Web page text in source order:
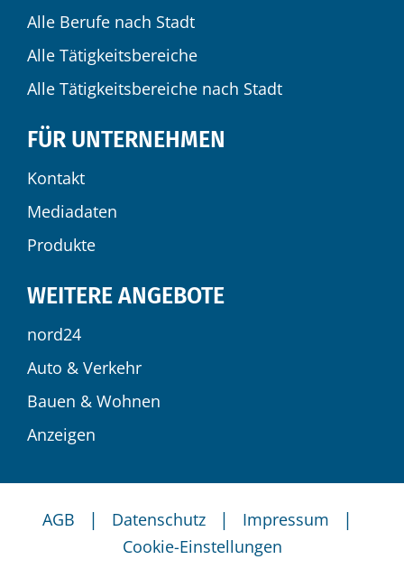
Alle Berufe nach Stadt
Alle Tätigkeitsbereiche
Alle Tätigkeitsbereiche nach Stadt
FÜR UNTERNEHMEN
Kontakt
Mediadaten
Produkte
WEITERE ANGEBOTE
nord24
Auto & Verkehr
Bauen & Wohnen
Anzeigen
AGB | Datenschutz | Impressum |
Cookie-Einstellungen